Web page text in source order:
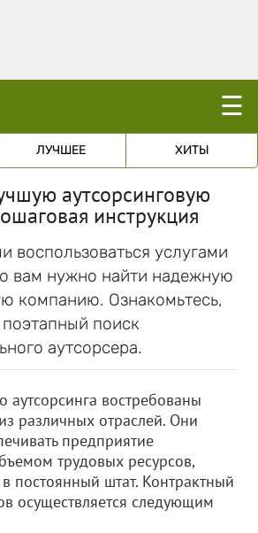
☰
ЛУЧШЕЕ ХИТЫ
аутсорсинговую
инструкция
воспользоваться услугами
вам нужно найти надежную
компанию. Ознакомьтесь,
поиск
аутсорсера.
аутсорсинга востребованы
различных отраслей. Они
предприятие
трудовых ресурсов,
постоянный штат. Контрактный
осуществляется следующим